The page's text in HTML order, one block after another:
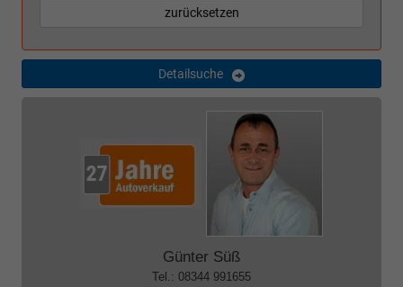
zurücksetzen
Detailsuche
Günter Süß
Tel.: 08344 991655